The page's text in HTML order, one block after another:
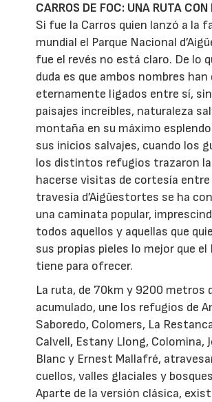
CARROS DE FOC: UNA RUTA CON
Si fue la Carros quien lanzó a la
mundial el Parque Nacional
fue el revés no está claro. De lo
duda es que ambos nombres han
eternamente ligados entre sí,
paisajes increíbles, naturaleza
montaña en su máximo
sus inicios salvajes, cuando los
los distintos refugios trazaron
hacerse visitas de cortesía entre
travesía d’Aigüestortes se ha
una caminata popular,
todos aquellos y aquellas que
sus propias pieles lo mejor que el
tiene para ofrecer.
La ruta, de 70km y 9200 metros
acumulado, une los refugios de
Saboredo, Colomers, La
Calvell, Estany Llong, Colomina,
Blanc y Ernest Mallafré,
cuellos, valles glaciales y
Aparte de la versión clásica,